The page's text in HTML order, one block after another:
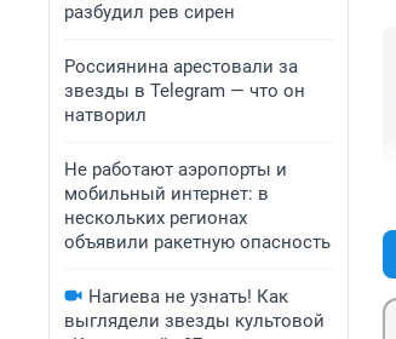
разбудил рев сирен
Россиянина арестовали за
звезды в Telegram — что он
натворил
Не работают аэропорты и
мобильный интернет: в
нескольких регионах
объявили ракетную опасность
Нагиева не узнать! Как
выглядели звезды культовой